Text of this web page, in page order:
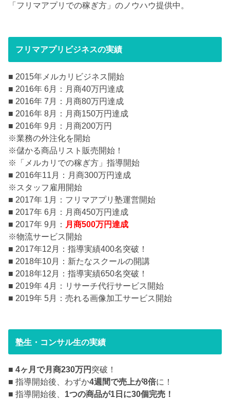
「フリマアプリでの稼ぎ方」のノウハウ提供中。
フリマアプリビジネスの実績
■ 2015年メルカリビジネス開始
■ 2016年 6月：月商40万円達成
■ 2016年 7月：月商80万円達成
■ 2016年 8月：月商150万円達成
■ 2016年 9月：月商200万円
※業務の外注化を開始
※儲かる商品リスト販売開始！
※「メルカリでの稼ぎ方」指導開始
■ 2016年11月：月商300万円達成
※スタッフ雇用開始
■ 2017年 1月：フリマアプリ塾運営開始
■ 2017年 6月：月商450万円達成
■ 2017年 9月： 月商500万円達成
※物流サービス開始
■ 2017年12月：指導実績400名突破！
■ 2018年10月：新たなスクールの開講
■ 2018年12月：指導実績650名突破！
■ 2019年 4月：リサーチ代行サービス開始
■ 2019年 5月：売れる画像加工サービス開始
塾生・コンサル生の実績
■4ヶ月で月商230万円 突破！
■ 指導開始後、わずか4週間で売上が8倍に！
■ 指導開始後、 1つの商品が1日に30個完売！